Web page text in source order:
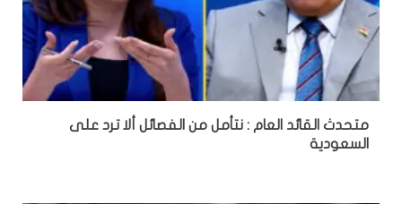
متحدث القائد العام : نتأمل من الفصائل ألا ترد على
السعودية